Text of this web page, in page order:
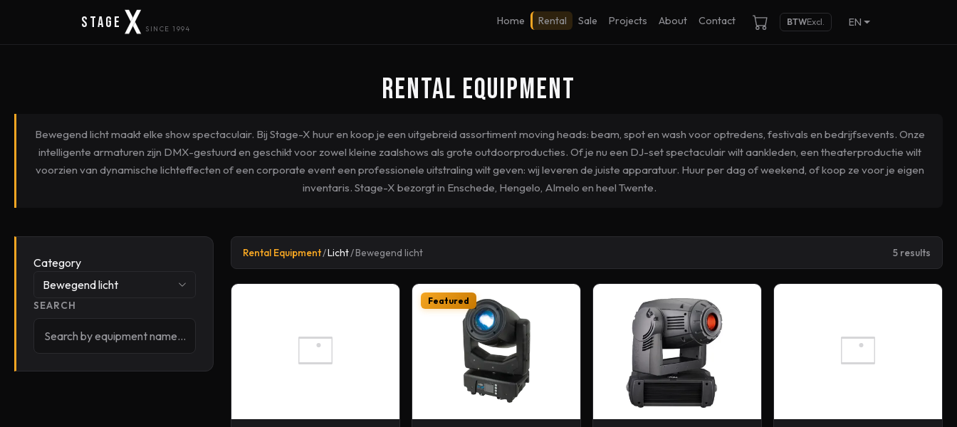
Stage SINCE 1994
Home Rental Sale Projects About Contact BTWExcl. EN
Rental Equipment
Bewegend licht maakt elke show spectaculair. Bij Stage-X huur en koop je een uitgebreid assortiment moving heads: beam, spot en wash voor optredens, festivals en bedrijfsevents. Onze
intelligente armaturen zijn DMX-gestuurd en geschikt voor zowel kleine zaalshows als grote outdoorproducties. Of je nu een DJ-set spectaculair wilt aankleden, een theaterproductie wilt
voorzien van dynamische lichteffecten of een corporate event een professionele uitstraling wilt geven: wij leveren de juiste apparatuur. Huur per dag of weekend, of koop ze voor je eigen
inventaris. Stage-X bezorgt in Enschede, Hengelo, Almelo en heel Twente.
Category
Bewegend licht
SEARCH
Rental Equipment/Licht/Bewegend licht 5 results
Featured